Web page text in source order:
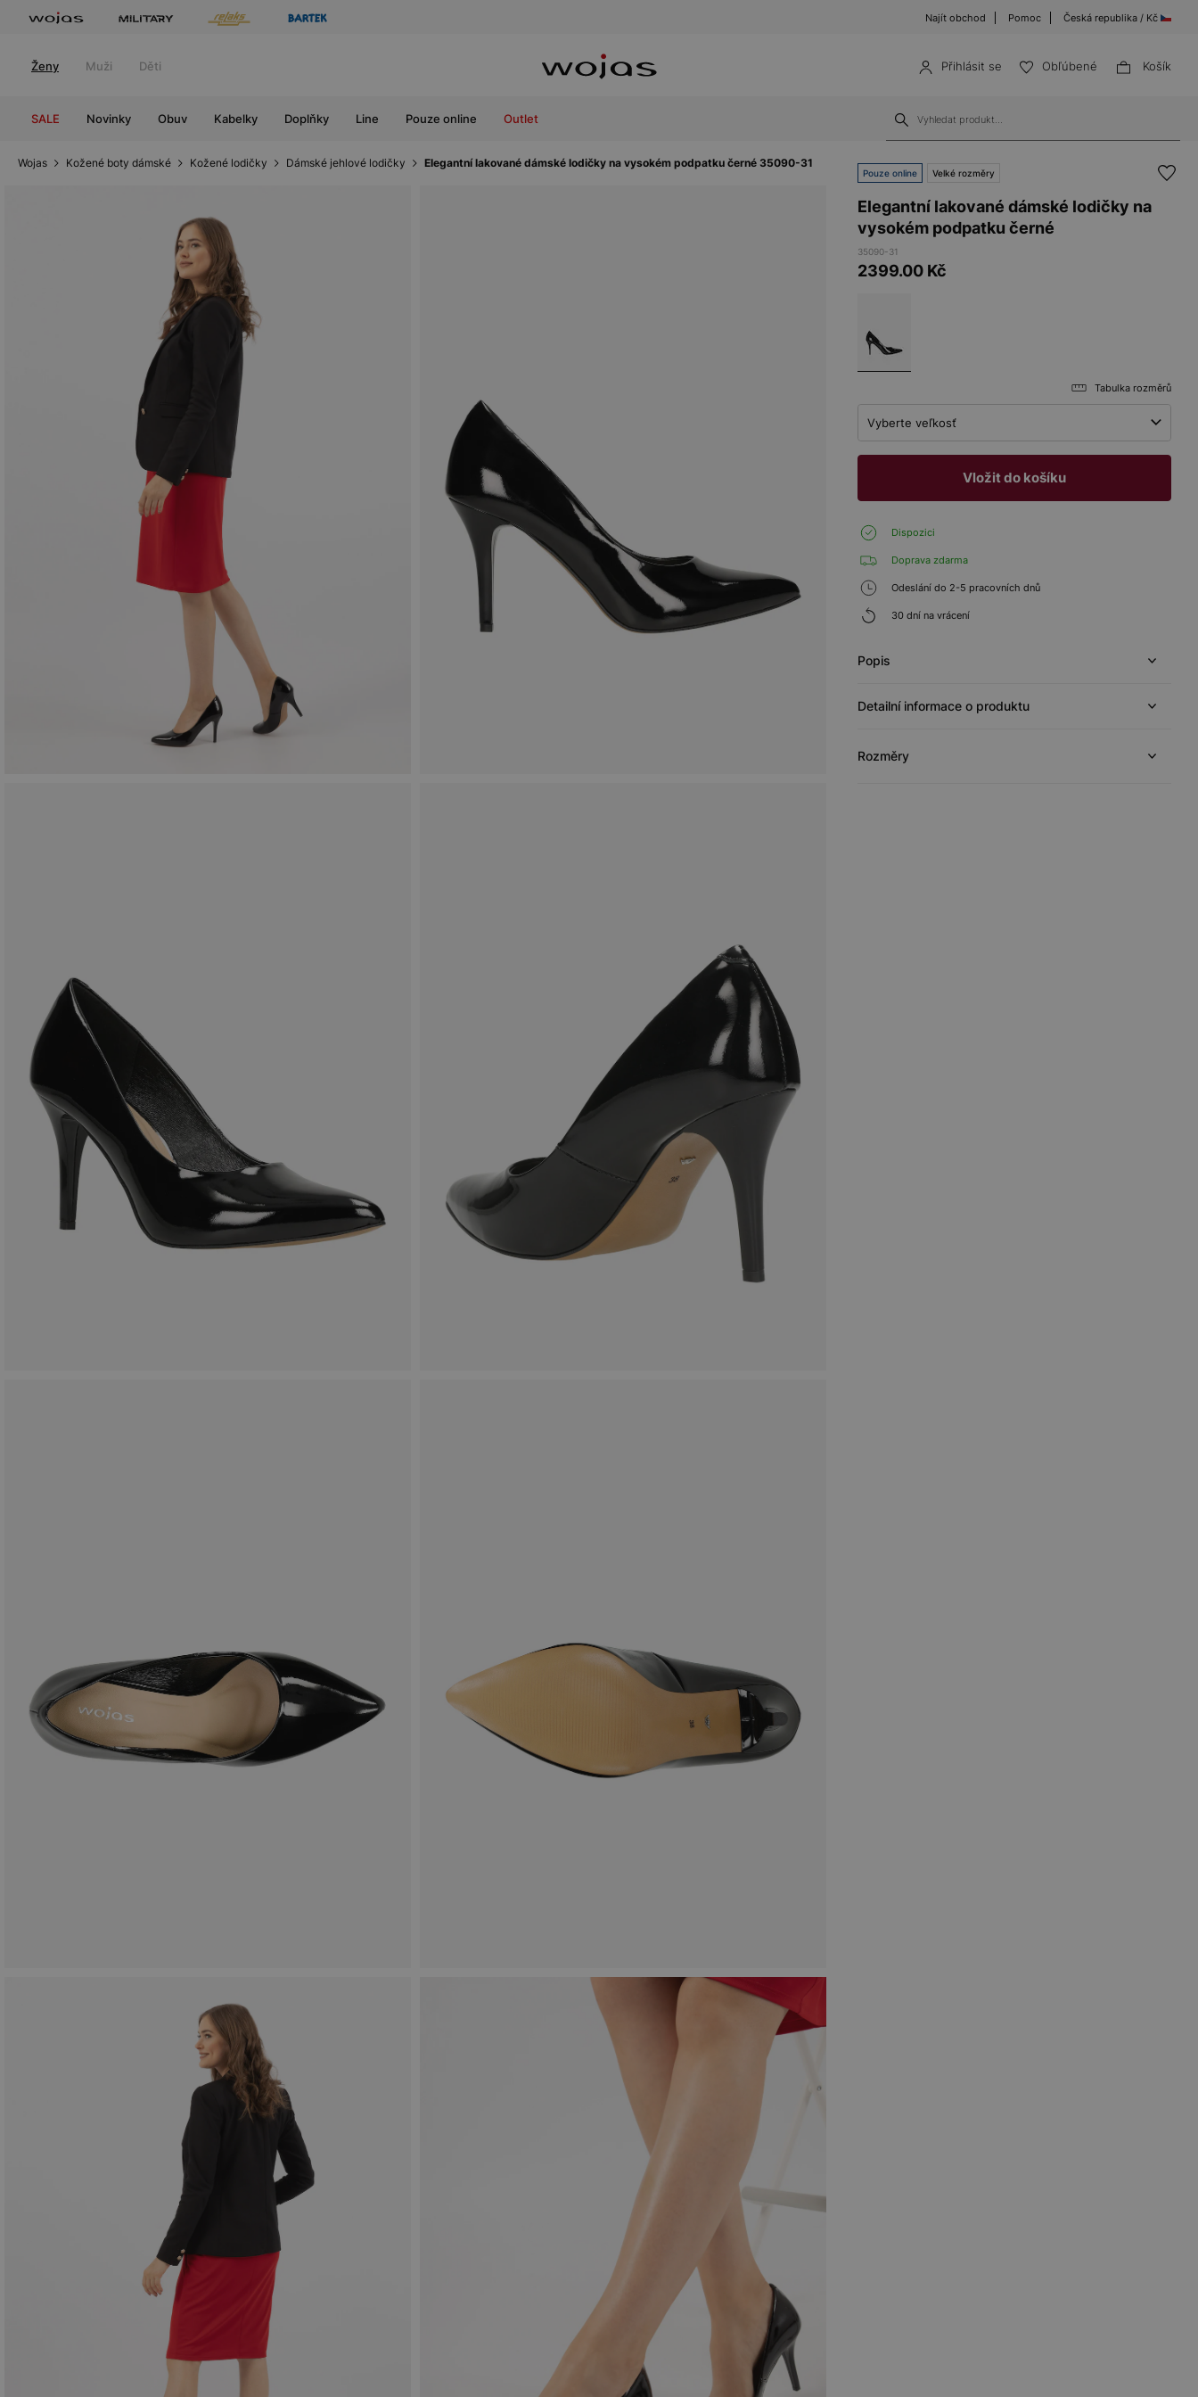
Najít obchod Pomoc Česká republika / Kč
Ženy Muži Děti Přihlásit se Obľúbené Košík
SALE Novinky Obuv Kabelky Doplňky Line Pouze online Outlet
Wojas Kožené boty dámské Kožené lodičky Dámské jehlové lodičky Elegantní lakované dámské lodičky na vysokém podpatku černé 35090-31
Pouze online Velké rozměry
Elegantní lakované dámské lodičky na
vysokém podpatku černé
35090-31
2399.00 Kč
Tabulka rozměrů
Vyberte veľkosť
Vložit do košíku
Dispozici
Doprava zdarma
Odeslání do 2-5 pracovních dnů
30 dní na vrácení
Popis
Detailní informace o produktu
Rozměry